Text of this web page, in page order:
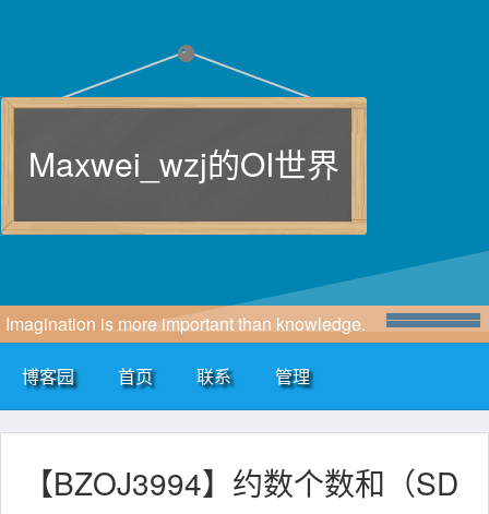
Maxwei_wzj的OI世界
Imagination is more important than knowledge.
博客园 首页 联系 管理
【BZOJ3994】约数个数和（SD